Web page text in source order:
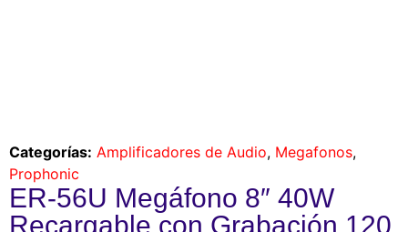
Categorías: Amplificadores de Audio, Megafonos,
Prophonic
ER-56U Megáfono 8″ 40W
Recargable con Grabación 120